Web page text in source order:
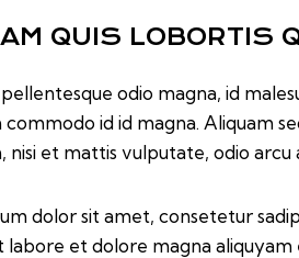
QUIS LOBORTIS
odio magna, id
id id magna. Aliquam
nisi et mattis vulputate, odio arcu
dolor sit amet, consetetur
labore et dolore magna